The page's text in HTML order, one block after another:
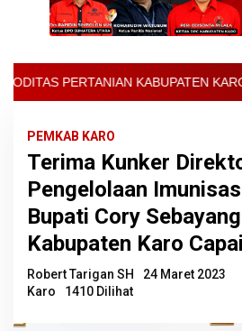
KARO SABTU 08
PEMKAB KARO
Terima Kunker
Pengelolaan
Bupati Cory
Kabupaten Karo
Robert Tarigan SH
24 Maret 2023
Karo
1410 Dilihat